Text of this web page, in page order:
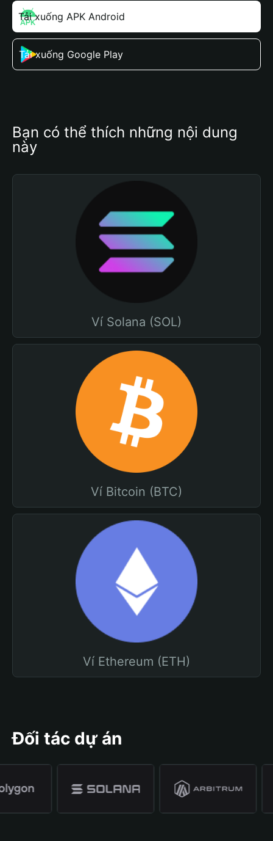
Tải xuống APK Android
Tải xuống Google Play
Bạn có thể thích những nội dung
này
Ví Solana (SOL)
Ví Bitcoin (BTC)
Ví Ethereum (ETH)
Đối tác dự án